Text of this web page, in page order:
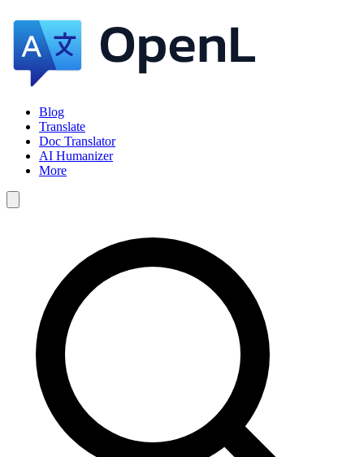
Blog
Translate
Doc Translator
AI Humanizer
More